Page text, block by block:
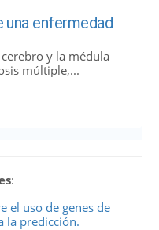
una enfermedad
y la médula
múltiple,...
:
el uso de genes de
la predicción.